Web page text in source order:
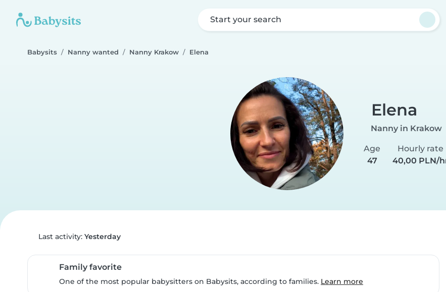
Start your search
Babysits Nanny wanted Nanny Krakow Elena
Elena
Nanny in Krakow
Age
47
Hourly rate
40,00 PLN/
Last activity: Yesterday
Family favorite
One of the most popular babysitters on Babysits, according to families. Learn more